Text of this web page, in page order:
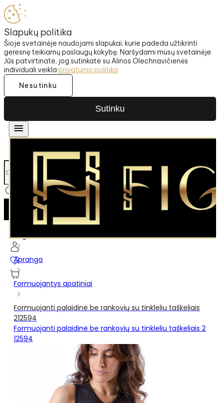
Slapukų politika
Šioje svetainėje naudojami slapukai, kurie padeda užtikrinti
geresnę teikiamų paslaugų kokybę. Naršydami müsų svetainėje
Jūs patvirtinate, jog sutinkate su Alinos Olechnavičienės
individuali veikla privatumo politika
Nesutinku
Sutinku
Pagrindinis
Apranga
Formuojantys apatiniai
Formuojanti palaidinė be rankovių su tinkleliu taškeliais
212594
Formuojanti palaidinė be rankovių su tinkleliu taškeliais 2
12594